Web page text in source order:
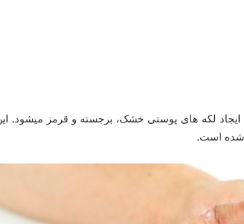
ایجاد لکه های پوستی خشک، برجسته و قرمز می­شود.
شده است.